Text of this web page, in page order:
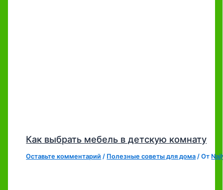
Как выбрать мебель в детскую комнату
Оставьте комментарий / Полезные советы для дома / От